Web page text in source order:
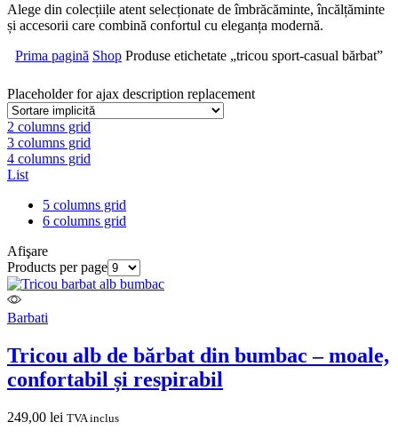
Alege din colecțiile atent selecționate de îmbrăcăminte, încălțăminte
și accesorii care combină confortul cu eleganța modernă.
Prima pagină Shop Produse etichetate „tricou sport-casual bărbat”
Placeholder for ajax description replacement
2 columns grid
3 columns grid
4 columns grid
List
5 columns grid
6 columns grid
Afişare
Products per page
Barbati
Tricou alb de bărbat din bumbac – moale,
confortabil și respirabil
249,00 lei TVA inclus